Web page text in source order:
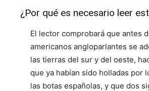
¿Por qué es necesario leer
El lector comprobará que antes
americanos angloparlantes se
las tierras del sur y del oeste,
que ya habían sido holladas por
las botas españolas, y que dos